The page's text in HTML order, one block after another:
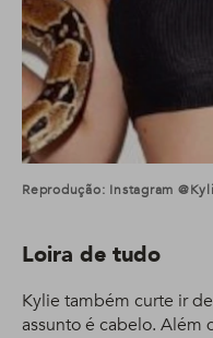
Reprodução: Instagram
Loira de tudo
Kylie também curte ir
assunto é cabelo. Além